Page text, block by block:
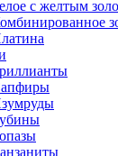
с желтым